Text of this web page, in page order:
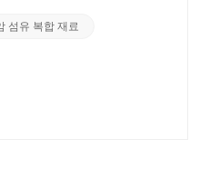
학의 급속한 발전과 함
다. 가볍고 내구성이 뛰어
장비, 소비재 등에 널리 사
무암 섬유 복합재의 장점,
섬유 복합 재료